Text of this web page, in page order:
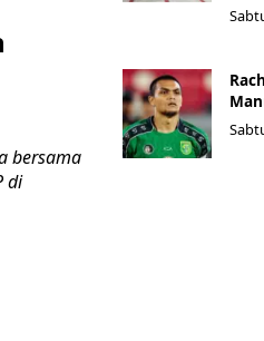
bersama
di